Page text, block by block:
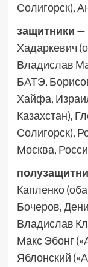
Солигорск),
защитники —
Хадаркевич
Владислав
БАТЭ,
Хайфа,
Казахстан),
Солигорск),
Москва,
Капленко
Бочеров,
Владислав
Макс Эбонг
Яблонский